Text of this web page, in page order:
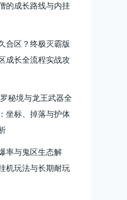
的成长路线与内挂
合区？终极灭霸版
成长全流程实战攻
秘境与龙王武器全
坐标、掉落与护体
率与鬼区生态解
机玩法与长期耐玩